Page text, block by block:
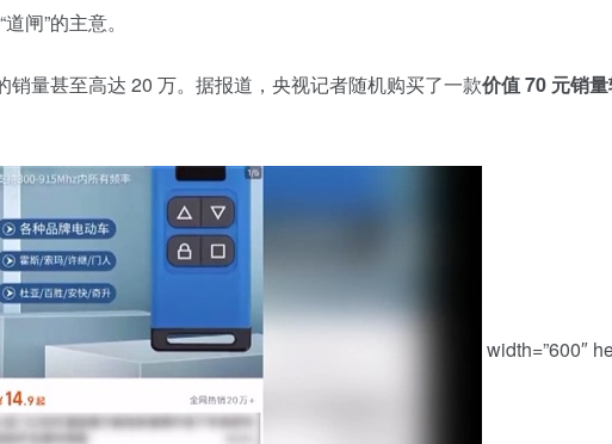
闸”的主意。
销量甚至高达 20 万。据报道，央视记者随机购买了一款价值 70 元销
width=”600″